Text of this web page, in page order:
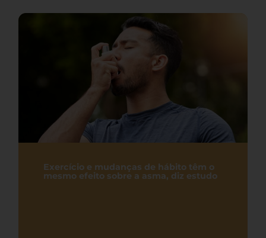
Exercício e mudanças de hábito têm o
mesmo efeito sobre a asma, diz estudo